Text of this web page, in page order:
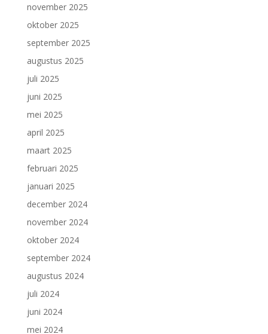
november 2025
oktober 2025
september 2025
augustus 2025
juli 2025
juni 2025
mei 2025
april 2025
maart 2025
februari 2025
januari 2025
december 2024
november 2024
oktober 2024
september 2024
augustus 2024
juli 2024
juni 2024
mei 2024